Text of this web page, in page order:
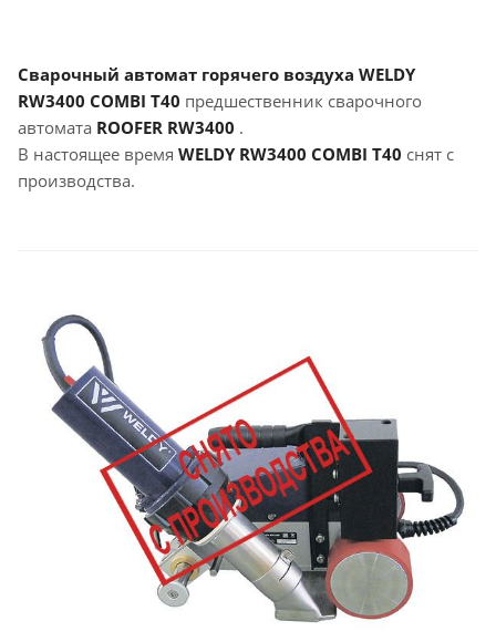
Сварочный автомат горячего воздуха WELDY
RW3400 COMBI T40 предшественник сварочного
автомата ROOFER RW3400 .
В настоящее время WELDY RW3400 COMBI T40 снят с
производства.